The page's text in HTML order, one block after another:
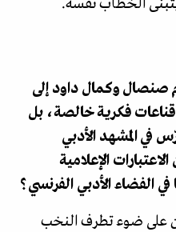
صنصال وكمال داود إلى
فكرية خالصة، بل
في المشهد الأدبي
الإعلامية
الفضاء الأدبي الفرنسي؟
على ضوء تطرف النخب